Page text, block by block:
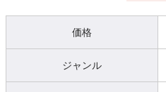
価格
ジャンル